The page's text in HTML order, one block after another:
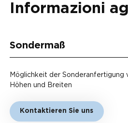
Informazioni
Sondermaß
Möglichkeit der Sonderanfertigung
Höhen und Breiten
Kontaktieren Sie uns